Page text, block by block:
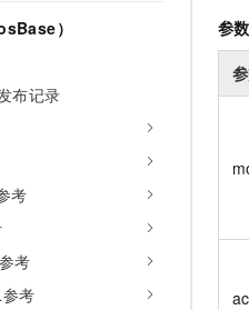
）
布记录
考
考
考
参数